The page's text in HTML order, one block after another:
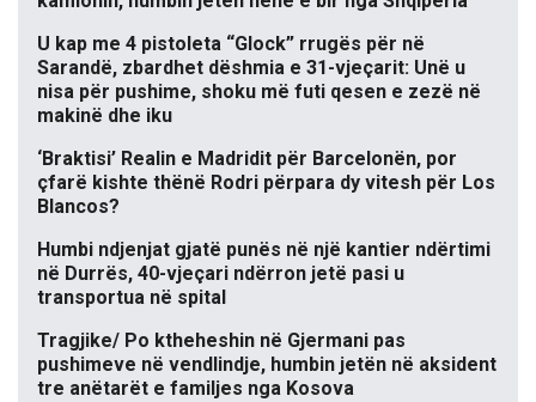
U kap me 4 pistoleta “Glock” rrugës për në
Sarandë, zbardhet dëshmia e 31-vjeçarit: Unë u
nisa për pushime, shoku më futi qesen e zezë në
makinë dhe iku
‘Braktisi’ Realin e Madridit për Barcelonën, por
çfarë kishte thënë Rodri përpara dy vitesh për Los
Blancos?
Humbi ndjenjat gjatë punës në një kantier ndërtimi
në Durrës, 40-vjeçari ndërron jetë pasi u
transportua në spital
Tragjike/ Po ktheheshin në Gjermani pas
pushimeve në vendlindje, humbin jetën në aksident
tre anëtarët e familjes nga Kosova